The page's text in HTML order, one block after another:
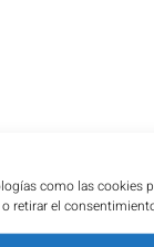
como las
retirar el